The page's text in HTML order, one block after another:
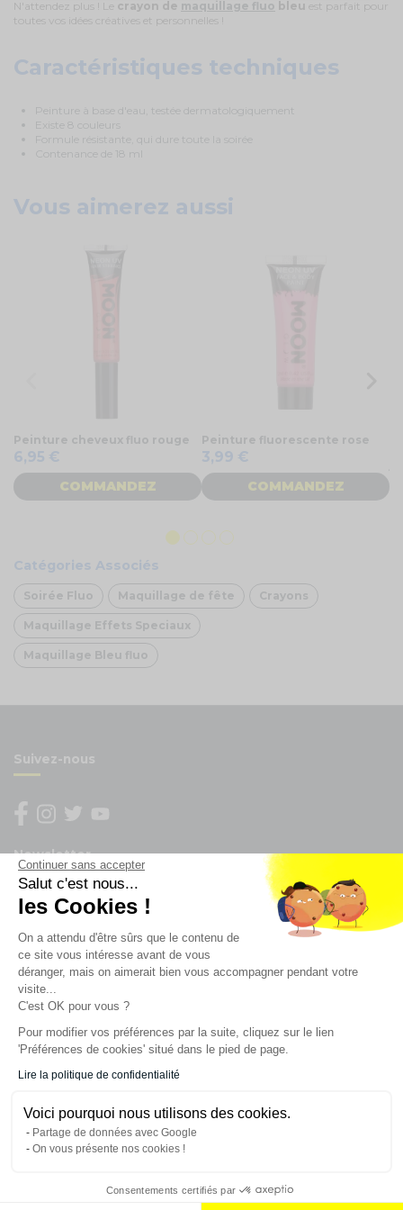
Continuer sans accepter
Salut c'est nous...
les Cookies !
On a attendu d'être sûrs que le contenu de
ce site vous intéresse avant de vous
déranger, mais on aimerait bien vous accompagner pendant votre
visite...
C'est OK pour vous ?
Pour modifier vos préférences par la suite, cliquez sur le lien
'Préférences de cookies' situé dans le pied de page.
Lire la politique de confidentialité
Voici pourquoi nous utilisons des cookies.
Partage de données avec Google
On vous présente nos cookies !
Consentements certifiés par
N'attendez plus ! Le crayon de maquillage fluo bleu est parfait pour
toutes vos idées créatives et personnelles !
Caractéristiques techniques
Peinture à base d'eau, testée dermatologiquement
Existe 8 couleurs
Formule résistante, qui dure toute la soirée
Contenance de 18 ml
Vous aimerez aussi
Peinture cheveux fluo rouge
6,95 €
COMMANDEZ
Peinture fluorescente rose
3,99 €
COMMANDEZ
Catégories Associés
Soirée Fluo Maquillage de fête Crayons
Maquillage Effets Speciaux
Maquillage Bleu fluo
Suivez-nous
Newsletter
Enregistrez vous à la newsletter
Restez à l'actualité sur nos produits et les offres du
moment
NOS SERVICES
INFORMATIONS
CONTACT